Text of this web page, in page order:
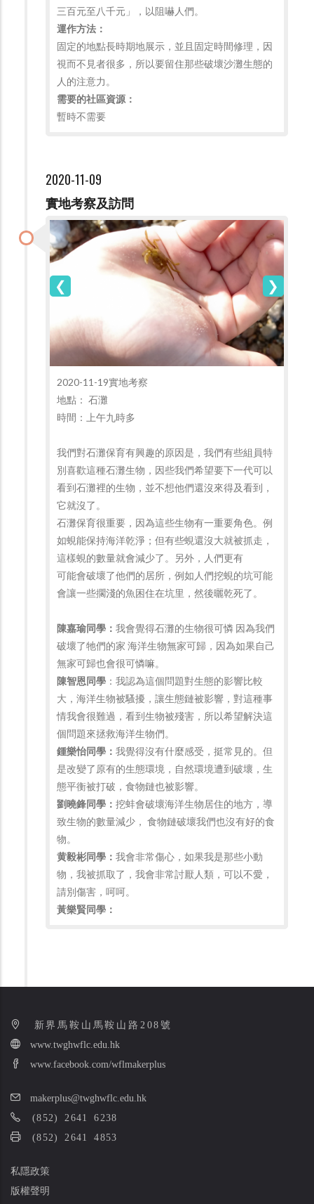
三百元至八千元」，以阻嚇人們。
運作方法：
固定的地點長時期地展示，並且固定時間修理，因
視而不見者很多，所以要留住那些破壞沙灘生態的
人的注意力。
需要的社區資源：
暫時不需要
2020-11-09
實地考察及訪問
2020-11-19實地考察
地點： 石灘
時間：上午九時多
我們對石灘保育有興趣的原因是，我們有些組員特
別喜歡這種石灘生物， 因些我們希望要下一代可以
看到石灘裡的生物，並不想他們還沒來得及看到，
它就沒了。
石灘保育很重要，因為這些生物有一重要角色。例
如蜆能保持海洋乾淨；但有些蜆還沒大就被抓走，
這樣蜆的數量就會減少了。另外，人們更有
可能會破壞了他們的居所，例如 人們挖蜆的坑可能
會讓一些擱淺的魚困住在坑里，然後曬乾死了。
陳嘉瑜同學：我會覺得石灘的生物很可憐 因為我們
破壞了牠們的家 海洋生物無家可歸，因為如果自己
無家可歸也會很可憐嘛。
陳智恩同學 ：我認為這個問題對生態的影響比較
大，海洋生物被騷擾，讓生態鏈被影響，對這種事
情我會很難過，看到生物被殘害，所以希望解決這
個問題來拯救海洋生物們。
鍾樂怡同學：我覺得沒有什麼感受，挺常見的。但
是改變了原有的生態環境，自然環境遭到破壞，生
態平衡被打破，食物鏈也被影響。
劉曉鋒同學：挖蚌會破壞海洋生物居住的地方，導
致生物的數量減少， 食物鏈破壞我們也沒有好的食
物。
黄毅彬同學：我會非常傷心，如果我是那些小動
物，我被抓取了，我會非常討厭人類，可以不愛，
請別傷害，呵呵。
黃樂賢同學：
新界馬鞍山馬鞍山路208號
www.twghwflc.edu.hk
www.facebook.com/wflmakerplus
makerplus@twghwflc.edu.hk
(852) 2641 6238
(852) 2641 4853
私隱政策
版權聲明